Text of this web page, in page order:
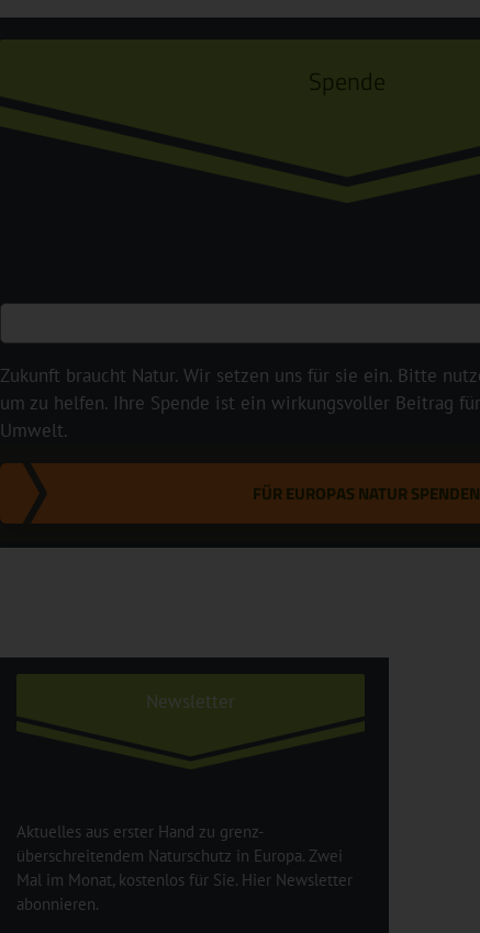
Spende
Zukunft braucht Natur. Wir setzen uns für sie ein. Bitte
um zu helfen. Ihre Spende ist ein wirkungsvoller Beitrag
Umwelt.
FÜR EUROPAS NATUR SPENDEN
Newsletter
Aktuelles aus erster Hand zu grenz-
überschreitendem Naturschutz in Europa. Zwei
Mal im Monat, kostenlos für Sie. Hier Newsletter
abonnieren.